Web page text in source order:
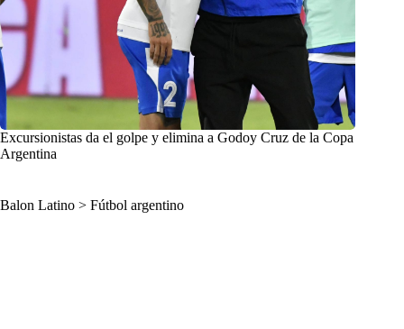
Excursionistas da el golpe y elimina a Godoy Cruz de la Copa
Argentina
Balon Latino > Fútbol argentino